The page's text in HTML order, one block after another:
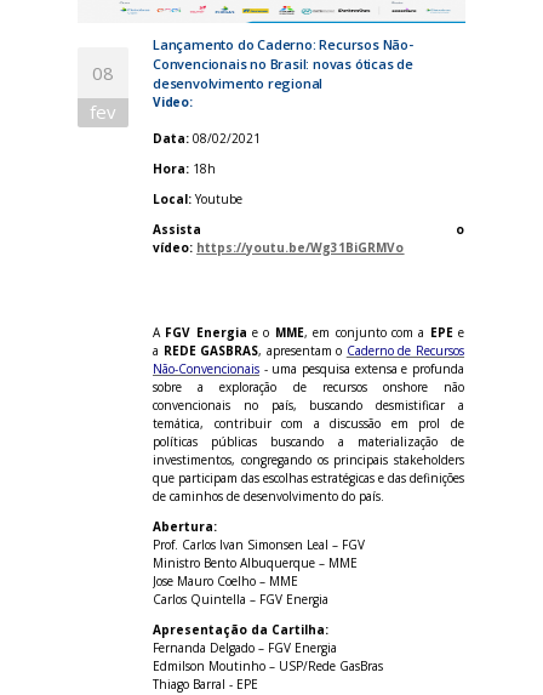
08
fev
Lançamento do Caderno: Recursos Não-
Convencionais no Brasil: novas óticas de
desenvolvimento regional
Video:
Data: 08/02/2021
Hora: 18h
Local:Youtube
Assista o
vídeo: https://youtu.be/Wg31BiGRMVo
A FGV Energia e o MME, em conjunto com a EPEe
a REDE GASBRAS, apresentam o Caderno de Recursos
Não-Convencionais - uma pesquisa extensa e profunda
sobre a exploração de recursos onshore não
convencionais no país, buscando desmistificar a
temática, contribuir com a discussão em prol de
políticas públicas buscando a materialização de
investimentos, congregando os principais stakeholders
que participam das escolhas estratégicas e das definições
de caminhos de desenvolvimento do país.
Abertura:
Prof. Carlos Ivan Simonsen Leal – FGV
Ministro Bento Albuquerque – MME
Jose Mauro Coelho – MME
Carlos Quintella – FGV Energia
Apresentação da Cartilha:
Fernanda Delgado – FGV Energia
Edmilson Moutinho – USP/Rede GasBras
Thiago Barral - EPE